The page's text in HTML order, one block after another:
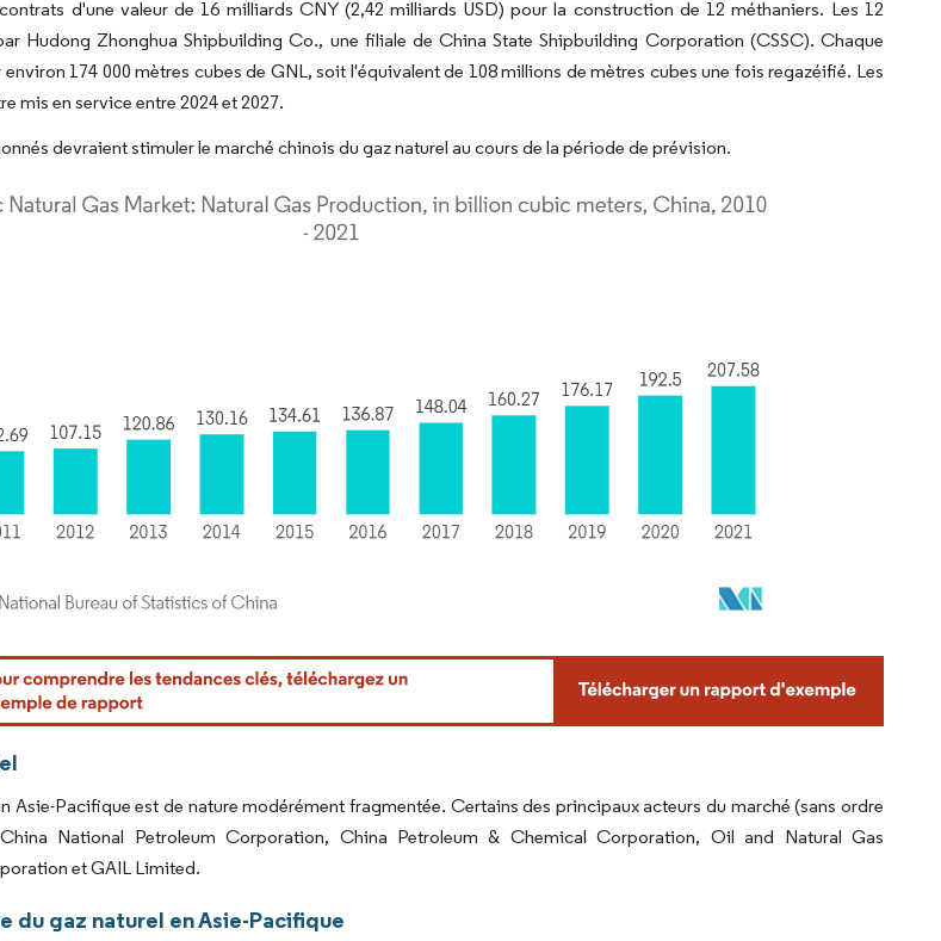
d'une valeur de 16 milliards CNY (2,42 milliards USD) pour la construction de 12 méthaniers. Les 12
Hudong Zhonghua Shipbuilding Co., une filiale de China State Shipbuilding Corporation (CSSC). Chaque
174 000 mètres cubes de GNL, soit l'équivalent de 108 millions de mètres cubes une fois regazéifié. Les
mis en service entre 2024 et 2027.
devraient stimuler le marché chinois du gaz naturel au cours de la période de prévision.
nécessite une attribution sous CC BY 4.0.
Asie-Pacifique est de nature modérément fragmentée. Certains des principaux acteurs du marché (sans ordre
National Petroleum Corporation, China Petroleum & Chemical Corporation, Oil and Natural Gas
et GAIL Limited.
du gaz naturel en Asie-Pacifique